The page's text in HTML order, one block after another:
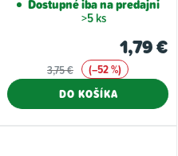
Dostupné iba na predajni
>5 ks
1,79 €
3,75 €
(–52 %)
DO KOŠÍKA